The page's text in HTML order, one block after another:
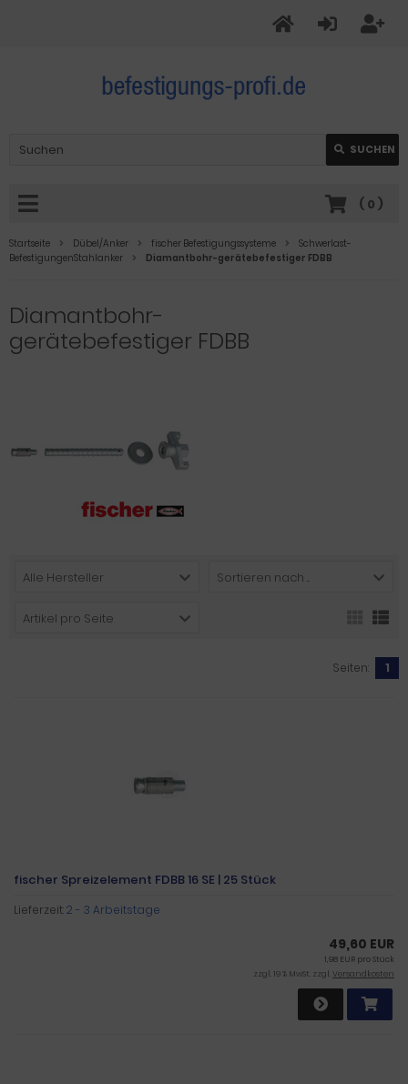
SUCHEN
( 0 )
Startseite Dübel/Anker fischer Befestigungssysteme
Schwerlast-
BefestigungenStahlanker
Diamantbohr-gerätebefestiger FDBB
Diamantbohr-
gerätebefestiger FDBB
Alle Hersteller Sortieren nach ...
Artikel pro Seite
Seiten: 1
fischer Spreizelement FDBB 16 SE | 25 Stück
Lieferzeit:2 - 3 Arbeitstage
49,60 EUR
1,98 EUR pro Stück
zzgl. 19 % MwSt. zzgl.Versandkosten